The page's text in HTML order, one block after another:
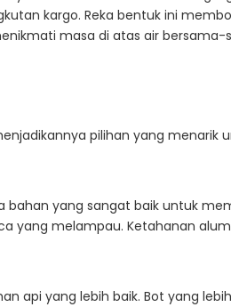
kargo. Reka bentuk ini
masa di atas air bersama-
pilihan yang menarik
yang sangat baik untuk
yang melampau. Ketahanan
api yang lebih baik. Bot yang